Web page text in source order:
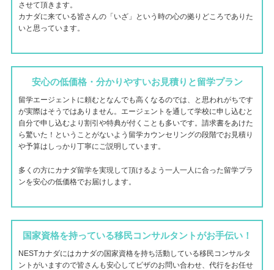
させて頂きます。
カナダに来ている皆さんの「いざ」という時の心の拠りどころでありた
いと思っています。
安心の低価格・分かりやすいお見積りと留学プラン
留学エージェントに頼むとなんでも高くなるのでは、と思われがちです
が実際はそうではありません。エージェントを通して学校に申し込むと
自分で申し込むより割引や特典が付くことも多いです。請求書をあけた
ら驚いた！ということがないよう留学カウンセリングの段階でお見積り
や予算はしっかり丁寧にご説明しています。
多くの方にカナダ留学を実現して頂けるよう一人一人に合った留学プラ
ンを安心の低価格でお届けします。
国家資格を持っている移民コンサルタントがお手伝い！
NESTカナダにはカナダの国家資格を持ち活動している移民コンサルタ
ントがいますので皆さんも安心してビザのお問い合わせ、代行をお任せ